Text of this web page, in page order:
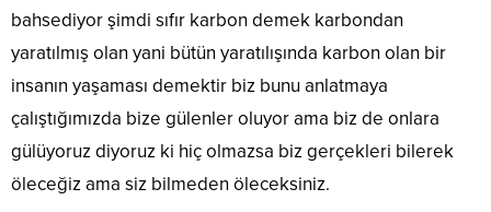
bahsediyor şimdi sıfır karbon demek karbondan
yaratılmış olan yani bütün yaratılışında karbon olan bir
insanın yaşaması demektir biz bunu anlatmaya
çalıştığımızda bize gülenler oluyor ama biz de onlara
gülüyoruz diyoruz ki hiç olmazsa biz gerçekleri bilerek
öleceğiz ama siz bilmeden öleceksiniz.